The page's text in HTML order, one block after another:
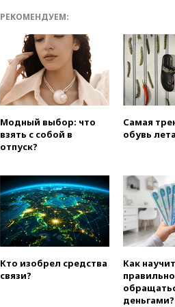
РЕКОМЕНДУЕМ:
Модный выбор: что
взять с собой в
отпуск?
Самая
обувь
Кто изобрел средства
связи?
Как
правильно
деньгами?